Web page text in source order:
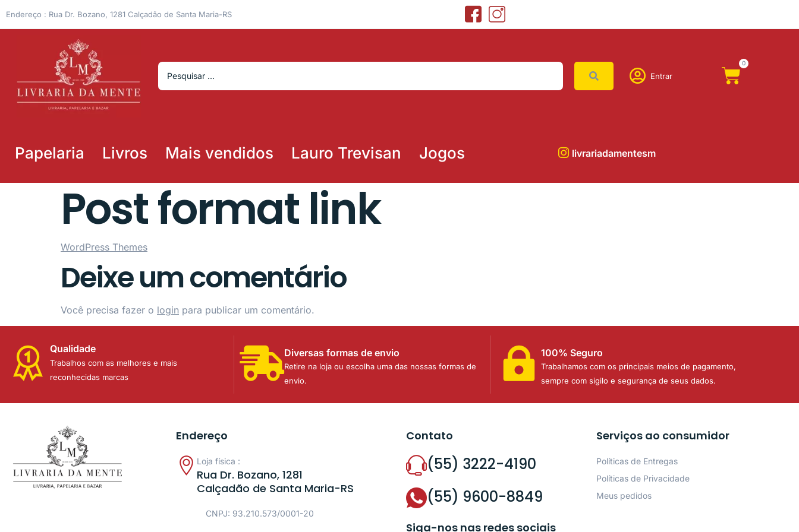
Endereço : Rua Dr. Bozano, 1281 Calçadão de Santa Maria-RS
Entrar
0
Papelaria Livros Mais vendidos Lauro Trevisan Jogos livrariadamentesm
Post format link
WordPress Themes
Deixe um comentário
Você precisa fazer o login para publicar um comentário.
Qualidade
Trabalhos com as melhores e mais
reconhecidas marcas
Diversas formas de envio
Retire na loja ou escolha uma das nossas formas de
envio.
100% Seguro
Trabalhamos com os principais meios de pagamento,
sempre com sigilo e segurança de seus dados.
Endereço
Loja física :
Rua Dr. Bozano, 1281
Calçadão de Santa Maria-RS
CNPJ: 93.210.573/0001-20
Contato
(55) 3222-4190
(55) 9600-8849
Siga-nos nas redes sociais
Serviços ao consumidor
Políticas de Entregas
Políticas de Privacidade
Meus pedidos